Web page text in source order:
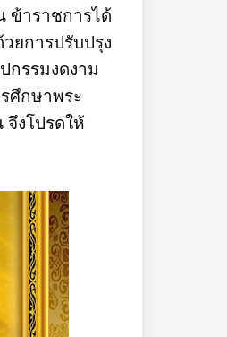
ข้าราชการได้
ยการปรับปรุง
รรมงดงาม
ศึกษาพระ
งโปรดให้